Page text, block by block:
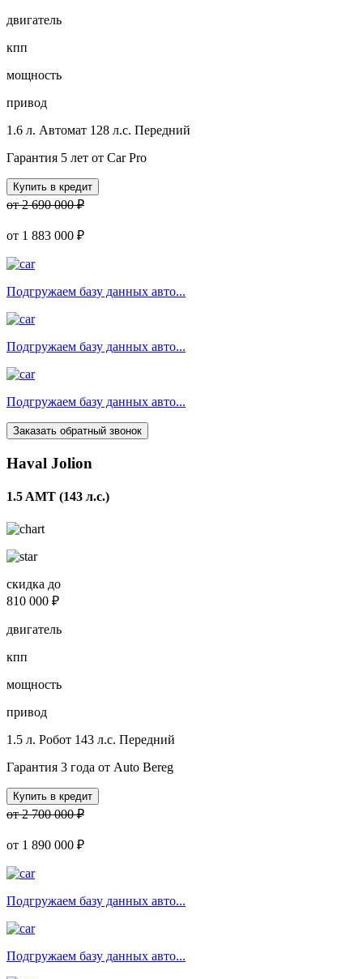
двигатель
кпп
мощность
привод
1.6 л. Автомат 128 л.с. Передний
Гарантия 5 лет от Car Pro
Купить в кредит
от 2 690 000 ₽
от 1 883 000 ₽
Подгружаем базу данных авто...
Подгружаем базу данных авто...
Подгружаем базу данных авто...
Заказать обратный звонок
Haval Jolion
1.5 AMT (143 л.с.)
скидка до
810 000 ₽
двигатель
кпп
мощность
привод
1.5 л. Робот 143 л.с. Передний
Гарантия 3 года от Auto Bereg
Купить в кредит
от 2 700 000 ₽
от 1 890 000 ₽
Подгружаем базу данных авто...
Подгружаем базу данных авто...